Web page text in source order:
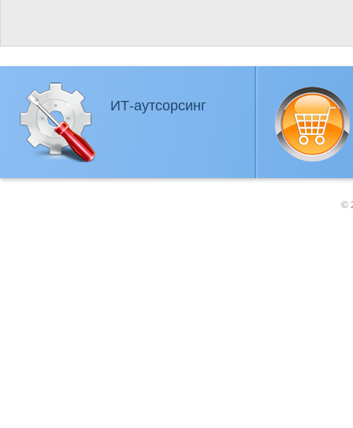
ИТ-аутсорсинг
©